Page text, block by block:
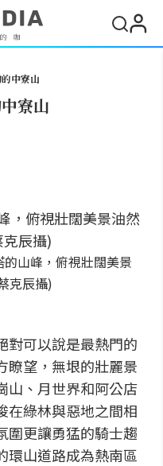
中寮山
寮山
山峰，俯視壯闊美景
克辰攝)
對可以說是最熱門的
瞭望，無垠的壯麗景
山、月世界和阿公店
在綠林與惡地之間相
圍更讓勇猛的騎士趨
環山道路成為熱南區